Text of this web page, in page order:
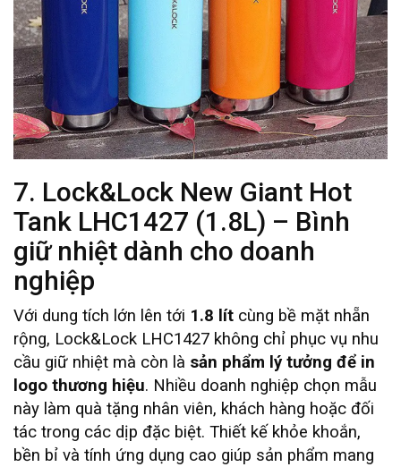
7. Lock&Lock New Giant Hot
Tank LHC1427 (1.8L) – Bình
giữ nhiệt dành cho doanh
nghiệp
Với dung tích lớn lên tới 1.8 lít cùng bề mặt nhẵn
rộng, Lock&Lock LHC1427 không chỉ phục vụ nhu
cầu giữ nhiệt mà còn là sản phẩm lý tưởng để in
logo thương hiệu. Nhiều doanh nghiệp chọn mẫu
này làm quà tặng nhân viên, khách hàng hoặc đối
tác trong các dịp đặc biệt. Thiết kế khỏe khoắn,
bền bỉ và tính ứng dụng cao giúp sản phẩm mang